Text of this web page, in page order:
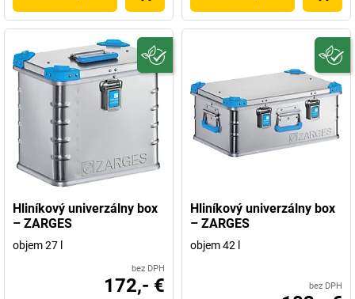
Hliníkový univerzálny box
– ZARGES
objem 27 l
bez DPH
172,- €
Hliníkový univerzálny box
– ZARGES
objem 42 l
bez DPH